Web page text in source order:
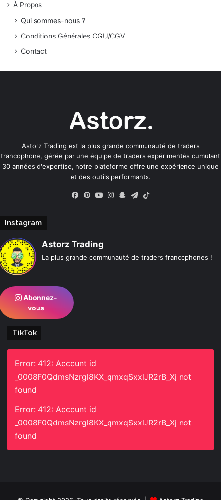
À Propos
Qui sommes-nous ?
Conditions Générales CGU/CGV
Contact
Astorz Trading est la plus grande communauté de traders
francophone, gérée par une équipe de traders expérimentés cumulant
30 années d'expertise, notre plateforme offre une expérience unique
et des outils performants.
Facebook
Pinterest
YouTube
Instagram
SnapchatTelegram
Instagram
Astorz Trading
La plus grande communauté de traders francophones !
Abonnez-
vous
TikTok
Error: 412: Account id
_0008F0QdmsNzrgl8KX_qmxqSxxlJR2rB_Xj not
found
Error: 412: Account id
_0008F0QdmsNzrgl8KX_qmxqSxxlJR2rB_Xj not
found